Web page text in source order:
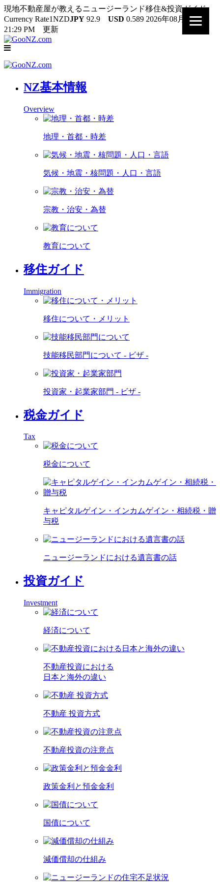
現地不動産屋が教えるニュージーランド移住&投資ガイド
Currency Rate1NZDJPY 92.9 USD 0.589 2026年08月06日
21:29 PM 更新
NZ基本情報
Overview
地理・首都・時差
気候・地震・核問題・人口・言語
宗教・治安・為替
教育について
移住ガイド
Immigration
移住について・メリット
技能移民部門について - ビザ -
投資家・起業家部門 - ビザ -
税金ガイド
Tax
税金について
キャピタルゲイン・インカムゲイン・相続税・贈
与税
ニュージーランドにおける遺言書の話
投資ガイド
Investment
経済について
不動産投資における
日本と海外の違い
不動産 投資方式
不動産投資の注意点
政策金利と預金金利
国債について
減価償却の仕組み